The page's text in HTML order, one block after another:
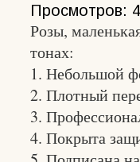
Просмотров:
Розы,
тонах:
1. Небольшой
2. Плотный
3.
4. Покрыта